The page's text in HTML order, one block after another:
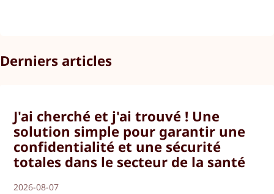
Derniers articles
J'ai cherché et j'ai trouvé ! Une
solution simple pour garantir une
confidentialité et une sécurité
totales dans le secteur de la santé
2026-08-07